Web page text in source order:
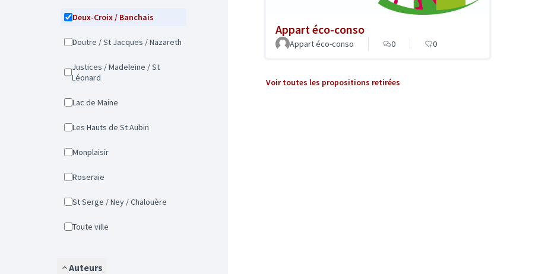
Deux-Croix / Banchais
Doutre / St Jacques / Nazareth
Justices / Madeleine / St
Léonard
Lac de Maine
Les Hauts de St Aubin
Monplaisir
Roseraie
St Serge / Ney / Chalouère
Toute ville
Auteurs
Appart éco-conso
Appart éco-conso 0 0
Voir toutes les propositions retirées